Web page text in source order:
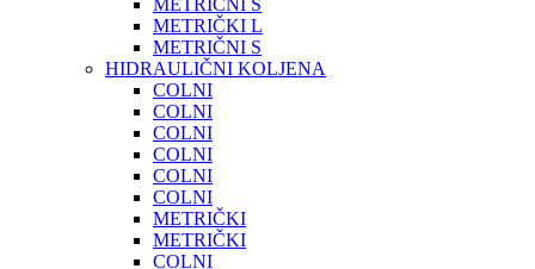
METRIČNI S
METRIČKI L
METRIČNI S
HIDRAULIČNI KOLJENA
COLNI
COLNI
COLNI
COLNI
COLNI
COLNI
METRIČKI
METRIČKI
COLNI